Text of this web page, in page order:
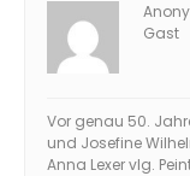
Gast
Vor genau 50.
und Josefine
Anna Lexer vlg.